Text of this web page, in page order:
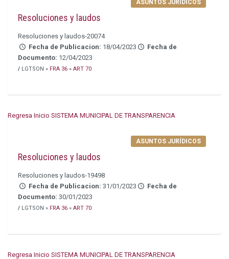
ASUNTOS JURÍDICOS
Resoluciones y laudos
Resoluciones y laudos-20074
Fecha de Publicacion: 18/04/2023
Fecha de
Documento: 12/04/2023
/ LGTSON » FRA 36 » ART 70
Regresa Inicio SISTEMA MUNICIPAL DE TRANSPARENCIA
ASUNTOS JURÍDICOS
Resoluciones y laudos
Resoluciones y laudos-19498
Fecha de Publicacion:31/01/2023
Fecha de
Documento: 30/01/2023
/ LGTSON » FRA 36 » ART 70
Regresa Inicio SISTEMA MUNICIPAL DE TRANSPARENCIA